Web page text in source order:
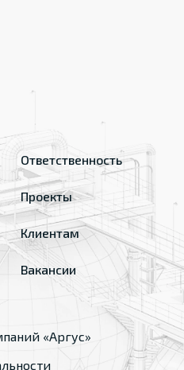
Ответственность
Проекты
Клиентам
Вакансии
«Аргус»